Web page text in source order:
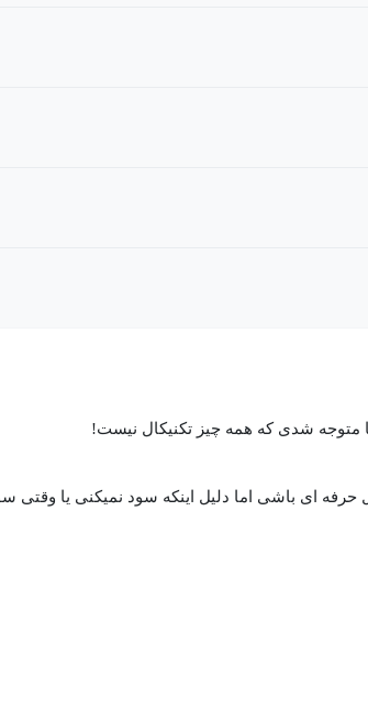
متوجه شدی که همه چیز تکنیکال نیست!
ای باشی اما دلیل اینکه سود نمیکنی یا وقتی